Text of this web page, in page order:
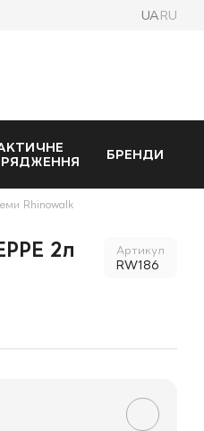
UA RU
БРЕНДИ
Rhinowalk
2л
Артикул
RW186